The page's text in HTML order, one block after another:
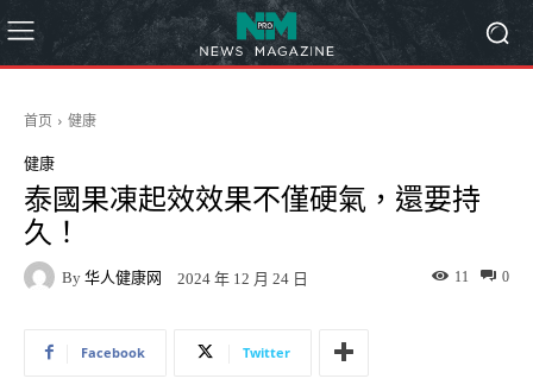
首页 健康
健康
泰國果凍起效效果不僅硬氣，還要持
久！
By 华人健康网 2024 年 12 月 24 日 0
11
Facebook Twitter